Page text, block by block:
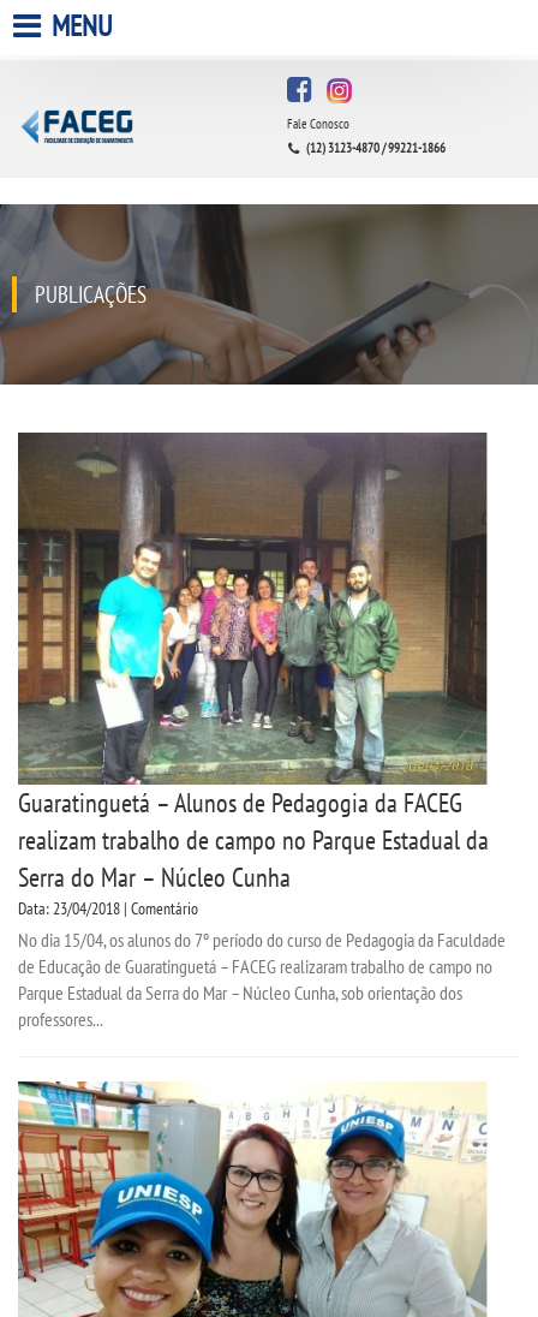
A FACULDADE
QUEM SOMOS
INFRAESTRUTURA
CPA
PROUNI
FIES
CURSOS
BACHARELADOS
LICENCIATURAS
TECNOLÓGICOS
TRANSFERÊNCIA
SEGUNDA GRADUAÇÃO
MATRÍCULA
MENU
Fale Conosco
(12) 3123-4870 / 99221-1866
PUBLICAÇÕES
Guaratinguetá – Alunos de Pedagogia da FACEG
realizam trabalho de campo no Parque Estadual da
Serra do Mar – Núcleo Cunha
Data: 23/04/2018 | Comentário
No dia 15/04, os alunos do 7º período do curso de Pedagogia da Faculdade
de Educação de Guaratinguetá – FACEG realizaram trabalho de campo no
Parque Estadual da Serra do Mar – Núcleo Cunha, sob orientação dos
professores...